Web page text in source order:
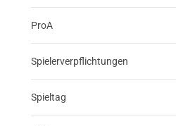
ProA
Spielerverpflichtungen
Spieltag